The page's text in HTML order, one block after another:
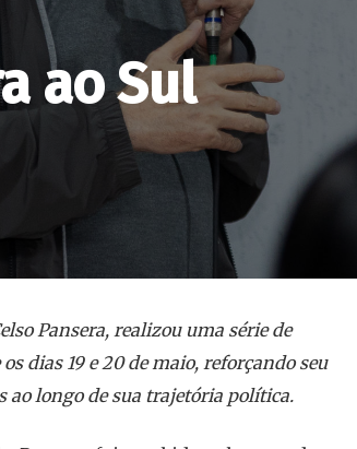
ao Sul
Pansera, realizou uma série de
dias 19 e 20 de maio, reforçando seu
ao longo de sua trajetória política.